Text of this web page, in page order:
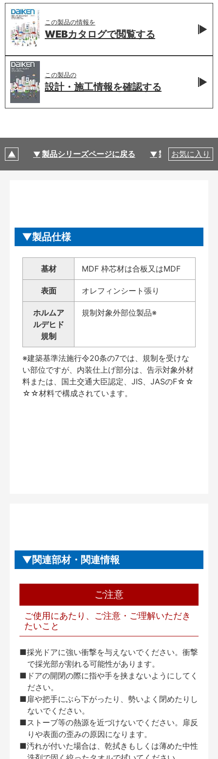
この製品の情報を
WEBカタログで閲覧する
この製品の
設計・施工情報を確認する
製品シリーズページに戻る 製品仕様
お気に入り
製品仕様
基材 MDF 枠芯材は合板又はMDF
表面 オレフィンシート張り
ホルムア
ルデヒド
規制
規制対象外部位製品※
※建築基準法施行令20条の7では、規制を受けな
い部位ですが、内装仕上げ部分は、告示対象外材
料または、国土交通大臣認定、JIS、JASのF☆☆
☆☆材料で構成されています。
関連部材・関連情報
ご注意
ご使用にあたり、ご注意・ご理解いただき
たいこと
■採光ドアに強い衝撃を与えないでください。衝撃
で採光部が割れる可能性があります。
■ドアの開閉の際に指や手を挟まないようにしてく
ださい。
■扉や把手にぶら下がったり、勢いよく閉めたりし
ないでください。
■ストーブ等の熱源を近づけないでください。扉反
りや表面の歪みの原因になります。
■汚れが付いた場合は、乾拭きもしくは薄めた中性